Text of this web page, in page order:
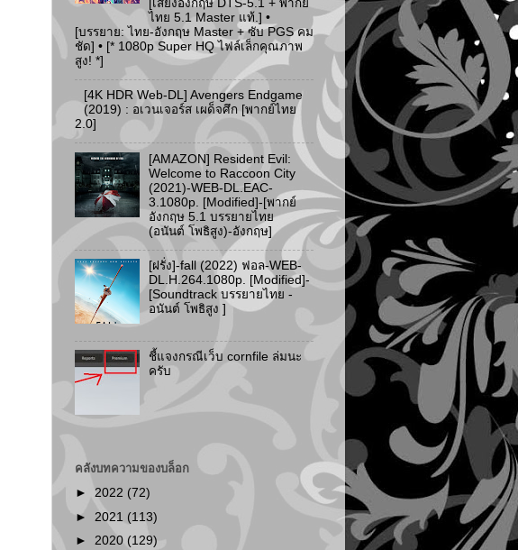
[เสียงอังกฤษ DTS-5.1 + พากย์
ไทย 5.1 Master แท้.] •
[บรรยาย: ไทย-อังกฤษ Master + ซับ PGS คม
ชัด] • [* 1080p Super HQ ไฟล์เล็กคุณภาพ
สูง! *]
[4K HDR Web-DL] Avengers Endgame
(2019) : อเวนเจอร์ส เผด็จศึก [พากย์ไทย
2.0]
[AMAZON] Resident Evil:
Welcome to Raccoon City
(2021)-WEB-DL.EAC-
3.1080p. [Modified]-[พากย์
อังกฤษ 5.1 บรรยายไทย
(อนันต์ โพธิสูง)-อังกฤษ]
[ฝรั่ง]-fall (2022) ฟอล-WEB-
DL.H.264.1080p. [Modified]-
[Soundtrack บรรยายไทย -
อนันต์ โพธิสูง ]
ชี้แจงกรณีเว็บ cornfile ล่มนะ
ครับ
คลังบทความของบล็อก
► 2022 (72)
► 2021 (113)
► 2020 (129)